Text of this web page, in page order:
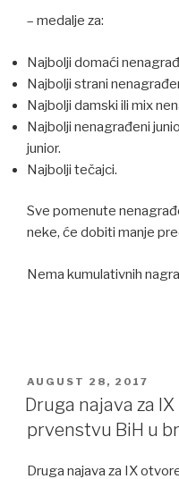
– medalje za:
Najbolji domaći
Najbolji strani
Najbolji damski ili mix
Najbolji nenagrađeni
junior.
Najbolji tečajci.
Sve pomenute
neke, će dobiti manje
Nema kumulativnih
POSTED
ON
AUGUST 28, 2017
Druga najava za
prvenstvu BiH u
Druga najava za IX